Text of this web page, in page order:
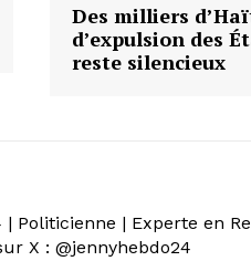
Des milliers
d’expulsion des
reste silencieux
Politicienne | Experte en
X : @jennyhebdo24